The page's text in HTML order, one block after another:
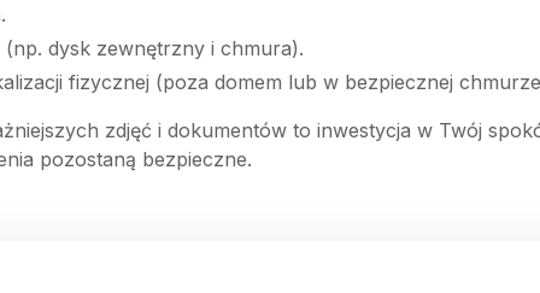
dysk zewnętrzny i chmura).
fizycznej (poza domem lub w bezpiecznej
zdjęć i dokumentów to inwestycja w Twój
pozostaną bezpieczne.